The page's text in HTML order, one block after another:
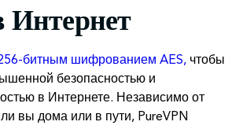
Интернет
битным шифрованием AES, чтобы
безопасностью и
в Интернете. Независимо от
ли вы дома или в пути, PureVPN